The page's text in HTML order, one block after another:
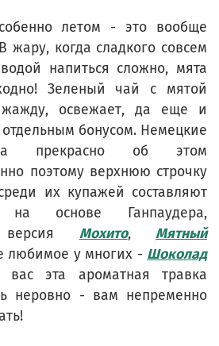
летом - это вообще
жару, когда сладкого совсем
напиться сложно, мята
Зеленый чай с мятой
жажду, освежает, да еще и
бонусом. Немецкие
прекрасно об этом
поэтому верхнюю строчку
их купажей составляют
основе Ганпаудера,
версия Мохито,Мятный
любимое у многих - Шоколад
эта ароматная травка
неровно - вам непременно